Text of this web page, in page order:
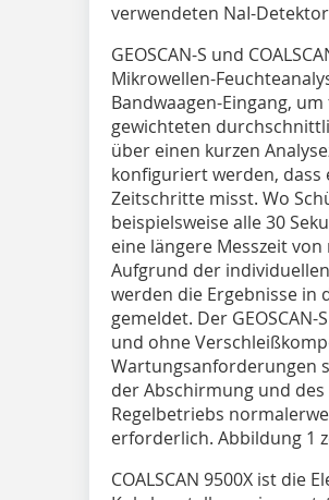
verwendeten NaI-
GEOSCAN-S und
Mikrowellen-
Bandwaagen-Eingang,
gewichteten
über einen kurzen
konfiguriert werden, dass
Zeitschritte misst. Wo
beispielsweise alle 30
eine längere Messzeit
Aufgrund der
werden die Ergebnisse in
gemeldet. Der
und ohne
Wartungsanforderungen
der Abschirmung und
Regelbetriebs
erforderlich. Abbildung 1
COALSCAN 9500X ist die